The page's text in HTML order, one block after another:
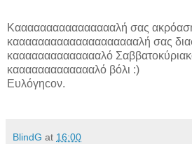
Κααααααααααααααααλή σας
κααααααααααααααααααααλή σας
κααααααααααααααλό
καααααααααααααλό βόλι :)
Ευλόγηcον.
BlindG at 16:00